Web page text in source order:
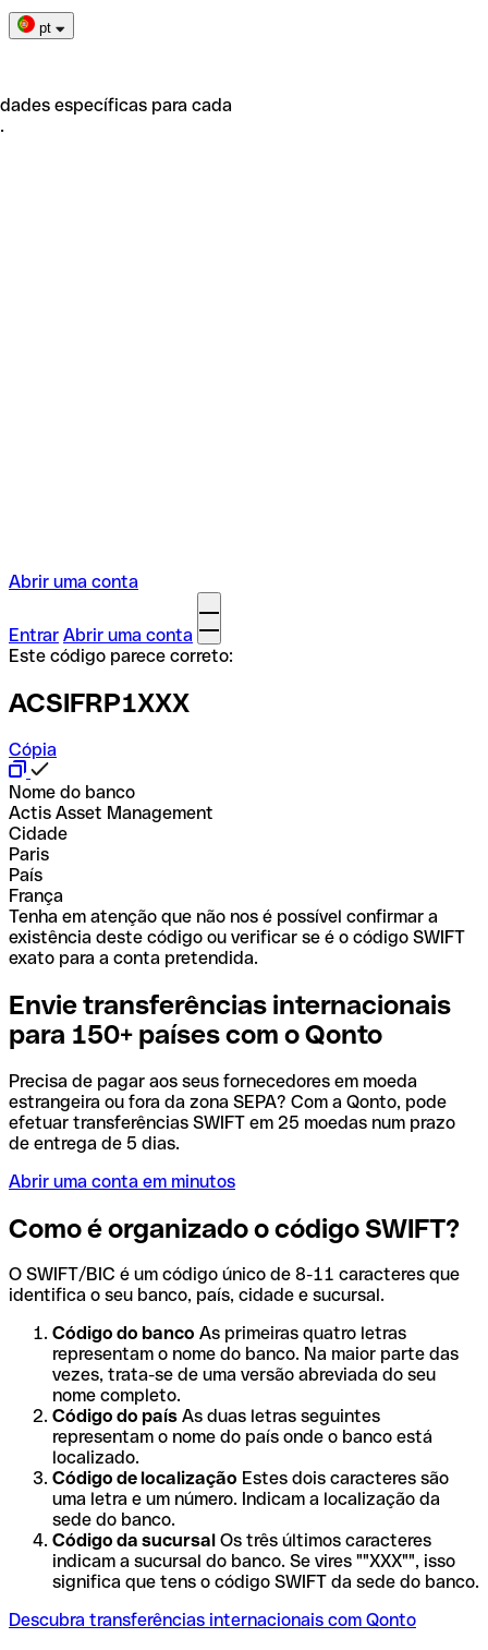
pt
específicas para cada
Abrir uma conta
Entrar Abrir uma conta
Este código parece correto:
ACSIFRP1XXX
Cópia
Nome do banco
Actis Asset Management
Cidade
Paris
País
França
Tenha em atenção que não nos é possível confirmar a
existência deste código ou verificar se é o código SWIFT
exato para a conta pretendida.
Envie transferências internacionais
para 150+ países com o Qonto
Precisa de pagar aos seus fornecedores em moeda
estrangeira ou fora da zona SEPA? Com a Qonto, pode
efetuar transferências SWIFT em 25 moedas num prazo
de entrega de 5 dias.
Abrir uma conta em minutos
Como é organizado o código SWIFT?
O SWIFT/BIC é um código único de 8-11 caracteres que
identifica o seu banco, país, cidade e sucursal.
Código do banco As primeiras quatro letras
representam o nome do banco. Na maior parte das
vezes, trata-se de uma versão abreviada do seu
nome completo.
Código do país As duas letras seguintes
representam o nome do país onde o banco está
localizado.
Código de localização Estes dois caracteres são
uma letra e um número. Indicam a localização da
sede do banco.
Código da sucursal Os três últimos caracteres
indicam a sucursal do banco. Se vires ""XXX"", isso
significa que tens o código SWIFT da sede do banco.
Descubra transferências internacionais com Qonto